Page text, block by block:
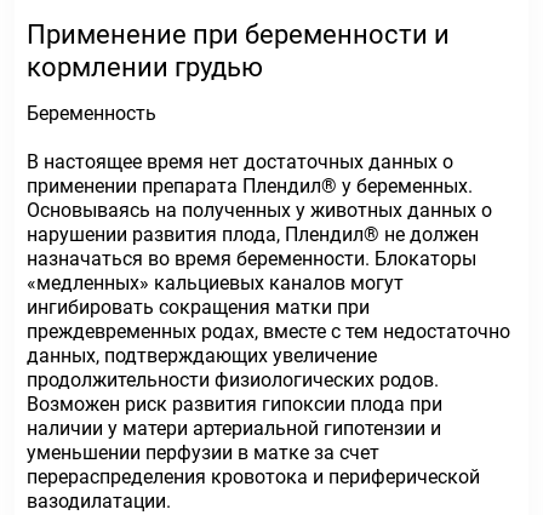
Применение при беременности и
кормлении грудью
Беременность
В настоящее время нет достаточных данных о
применении препарата Плендил® у беременных.
Основываясь на полученных у животных данных о
нарушении развития плода, Плендил® не должен
назначаться во время беременности. Блокаторы
«медленных» кальциевых каналов могут
ингибировать сокращения матки при
преждевременных родах, вместе с тем недостаточно
данных, подтверждающих увеличение
продолжительности физиологических родов.
Возможен риск развития гипоксии плода при
наличии у матери артериальной гипотензии и
уменьшении перфузии в матке за счет
перераспределения кровотока и периферической
вазодилатации.